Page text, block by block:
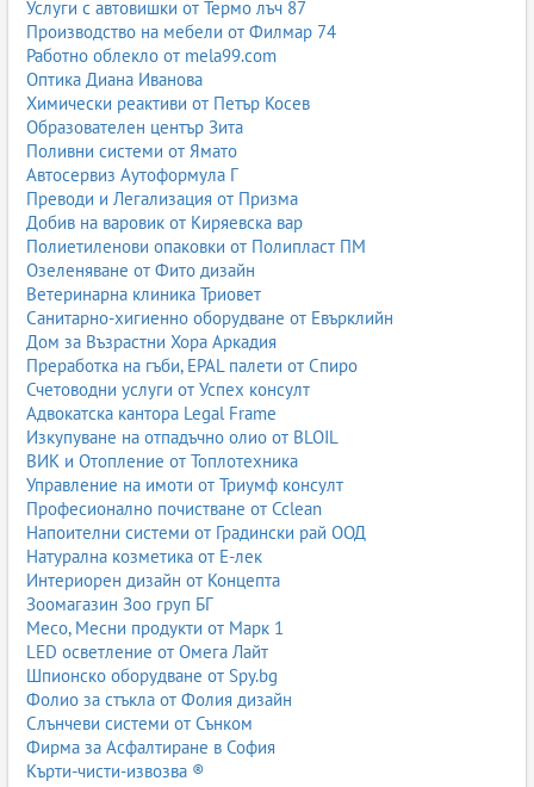
Услуги с автовишки от Термо лъч 87
Производство на мебели от Филмар 74
Работно облекло от mela99.com
Оптика Диана Иванова
Химически реактиви от Петър Косев
Образователен център Зита
Поливни системи от Ямато
Автосервиз Аутоформула Г
Преводи и Легализация от Призма
Добив на варовик от Киряевска вар
Полиетиленови опаковки от Полипласт ПМ
Озеленяване от Фито дизайн
Ветеринарна клиника Триовет
Санитарно-хигиенно оборудване от Евърклийн
Дом за Възрастни Хора Аркадия
Преработка на гъби, EPAL палети от Спиро
Счетоводни услуги от Успех консулт
Адвокатска кантора Legal Frame
Изкупуване на отпадъчно олио от BLOIL
ВИК и Отопление от Топлотехника
Управление на имоти от Триумф консулт
Професионално почистване от Cclean
Напоителни системи от Градински рай ООД
Натурална козметика от Е-лек
Интериорен дизайн от Концепта
Зоомагазин Зоо груп БГ
Месо, Месни продукти от Марк 1
LED осветление от Омега Лайт
Шпионско оборудване от Spy.bg
Фолио за стъкла от Фолия дизайн
Слънчеви системи от Сънком
Фирма за Асфалтиране в София
Кърти-чисти-извозва ®